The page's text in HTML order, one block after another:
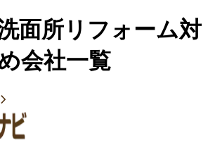
面所リフォーム対
会社一覧